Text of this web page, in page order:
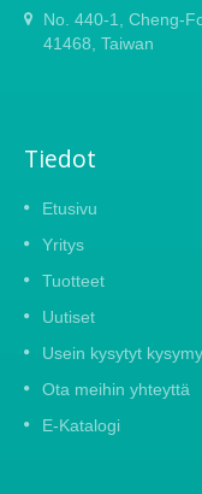
No. 440-1, Cheng-
41468, Taiwan
Tiedot
Etusivu
Yritys
Tuotteet
Uutiset
Usein kysytyt
Ota meihin yhteyttä
E-Katalogi